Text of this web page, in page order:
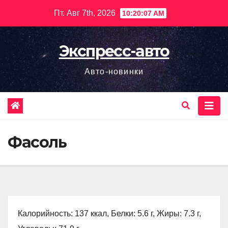
содержимому
Пт. Авг 7th, 2026 10:20:08 AM
Экспресс-авто
Авто-новинки
Фасоль
Калорийность: 137 ккал, Белки: 5.6 г, Жиры: 7.3 г,